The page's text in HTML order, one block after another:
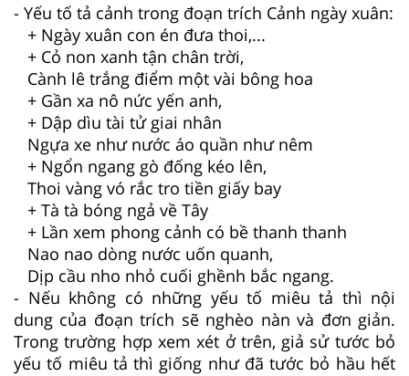
- Yếu tố tả cảnh trong đoạn trích Cảnh ngày xuân:
+ Ngày xuân con én đưa thoi,...
+ Cỏ non xanh tận chân trời,
Cành lê trắng điểm một vài bông hoa
+ Gần xa nô nức yến anh,
+ Dập dìu tài tử giai nhân
Ngựa xe như nước áo quần như nêm
+ Ngổn ngang gò đống kéo lên,
Thoi vàng vó rắc tro tiền giấy bay
+ Tà tà bóng ngả về Tây
+ Lần xem phong cảnh có bề thanh thanh
Nao nao dòng nước uốn quanh,
Dịp cầu nho nhỏ cuối ghềnh bắc ngang.
- Nếu không có những yếu tố miêu tả thì nội
dung của đoạn trích sẽ nghèo nàn và đơn giản.
Trong trường hợp xem xét ở trên, giả sử tước bỏ
yếu tố miêu tả thì giống như đã tước bỏ hầu hết